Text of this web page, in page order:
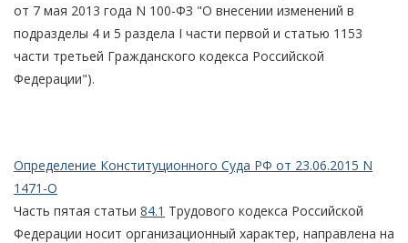
от 7 мая 2013 года N 100-ФЗ "О внесении изменений в
подразделы 4 и 5 раздела I части первой и статью 1153
части третьей Гражданского кодекса Российской
Федерации").
Определение Конституционного Суда РФ от 23.06.2015 N
1471-О
Часть пятая статьи 84.1 Трудового кодекса Российской
Федерации носит организационный характер, направлена на